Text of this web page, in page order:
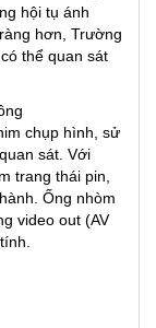
hội tụ ánh
hơn, Trường
thể quan sát
chụp hình sử
sát. Với
trang thái pin,
Ống nhòm
video out (AV